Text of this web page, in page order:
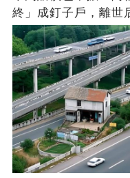
終」成釘子戶，離世
潰：誤會大了